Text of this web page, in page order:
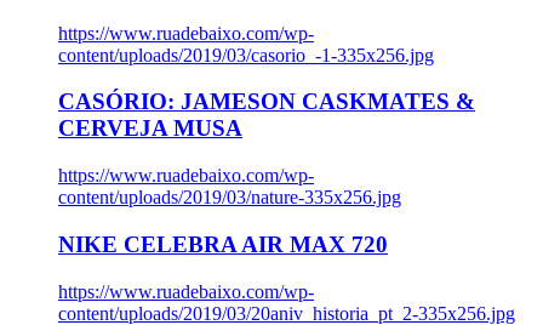
https://www.ruadebaixo.com/wp-
content/uploads/2019/03/casorio_-1-335x256.jpg
CASÓRIO: JAMESON CASKMATES &
CERVEJA MUSA
https://www.ruadebaixo.com/wp-
content/uploads/2019/03/nature-335x256.jpg
NIKE CELEBRA AIR MAX 720
https://www.ruadebaixo.com/wp-
content/uploads/2019/03/20aniv_historia_pt_2-335x256.jpg